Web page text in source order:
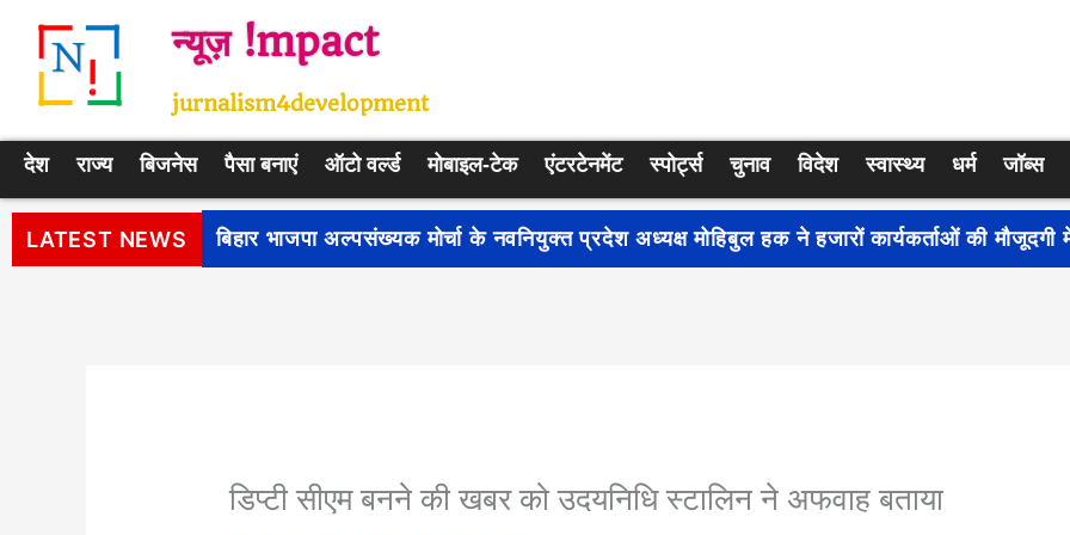
न्यूज़ !mpact
jurnalism4development
देश राज्य बिजनेस पैसा बनाएं ऑटो वर्ल्ड मोबाइल-टेक एंटरटेनमेंट स्पोर्ट्स चुनाव विदेश स्वास्थ्य धर्म जॉब्स
LATEST NEWS पीएम सूर्य घर: मुफ्त बिजली योजना के प्रति जागरूकता बढ़ाने के लिए देशभर में शुरू हुआ नुक्कड़ नाटक
डिप्टी सीएम बनने की खबर को उदयनिधि स्टालिन ने अफवाह बताया